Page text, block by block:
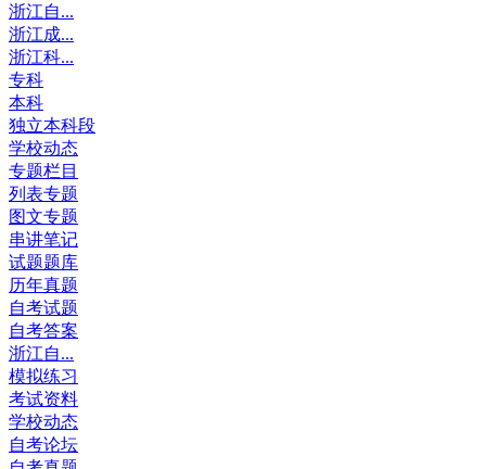
浙江自...
浙江成...
浙江科...
专科
本科
独立本科段
学校动态
专题栏目
列表专题
图文专题
串讲笔记
试题题库
历年真题
自考试题
自考答案
浙江自...
模拟练习
考试资料
学校动态
自考论坛